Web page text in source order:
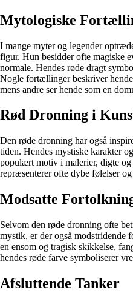
Mytologiske
I mange myter og legender
figur. Hun besidder ofte magiske
normale. Hendes røde dragt
Nogle fortællinger beskriver
mens andre ser hende som en
Rød Dronning i
Den røde dronning har også
tiden. Hendes mystiske karakter
populært motiv i malerier, digte
repræsenterer ofte dybe følelser
Modsatte
Selvom den røde dronning ofte
mystik, er der også modstridende
en ensom og tragisk skikkelse,
hendes røde farve symboliserer
Afsluttende Tanker